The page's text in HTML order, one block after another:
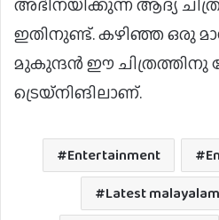
അഭിനയിക്കുന്ന ആദ്യ
ഇതിനുണ്ട്. കഴിഞ്ഞ ഒരു
മുകുന്ദന്‍ ഈ ചിത്രത്തിനു
ട്രെയ്‌നിങിലാണ്.
Entertainment
Latest